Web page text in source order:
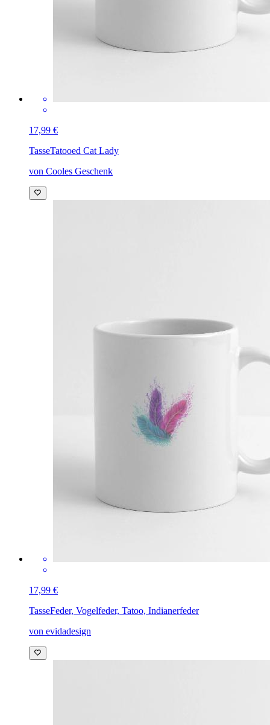
17,99 €
TasseTatooed Cat Lady
von Cooles Geschenk
17,99 €
TasseFeder, Vogelfeder, Tatoo, Indianerfeder
von evidadesign